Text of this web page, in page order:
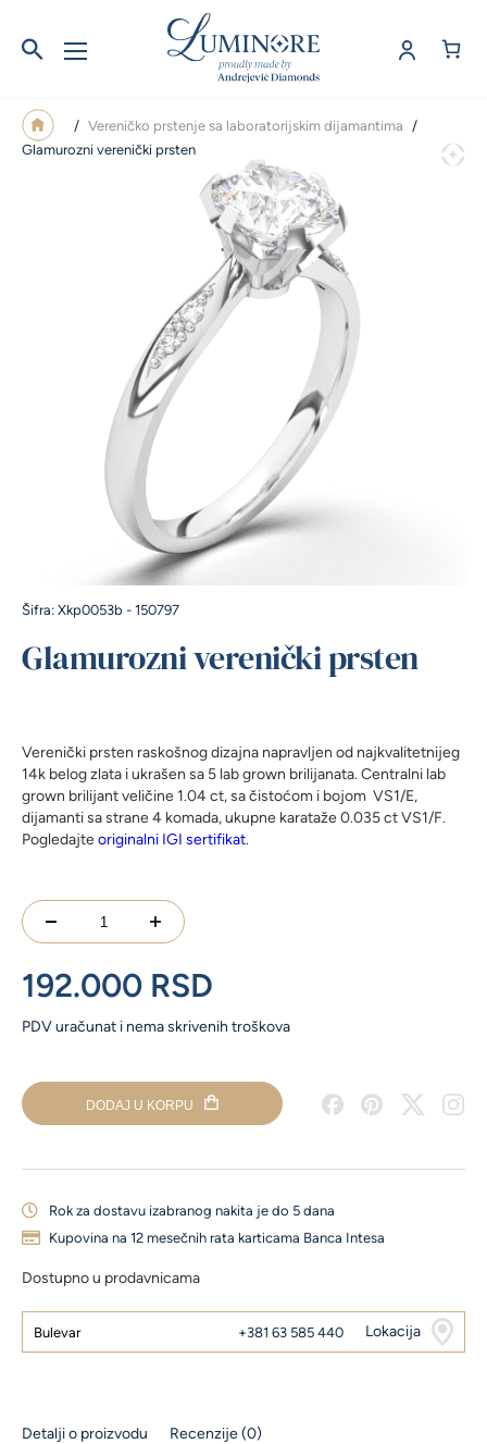
/ Vereničko prstenje sa laboratorijskim dijamantima
/
Glamurozni verenički prsten
Šifra: Xkp0053b - 150797
Glamurozni verenički prsten
Verenički prsten raskošnog dizajna napravljen od najkvalitetnijeg
14k belog zlata i ukrašen sa 5 lab grown brilijanata. Centralni lab
grown brilijant veličine 1.04 ct, sa čistoćom i bojom VS1/E,
dijamanti sa strane 4 komada, ukupne karataže 0.035 ct VS1/F.
Pogledajteoriginalni IGI sertifikat.
Glamurozni
prsten
količina
PDV uračunat i nema skrivenih troškova
DODAJ U KORPU
Rok za dostavu izabranog nakita je do 5 dana
Kupovina na 12 mesečnih rata karticama Banca Intesa
Dostupno u prodavnicama
Bulevar +381 63 585 440 Lokacija
192.000 RSD
Detalji o proizvodu Recenzije (0)